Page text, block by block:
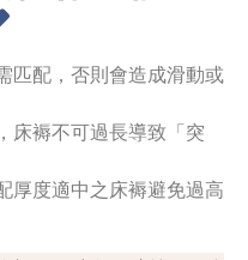
匹配，否則會造成滑動或
床褥不可過長導致「突
厚度適中之床褥避免過高